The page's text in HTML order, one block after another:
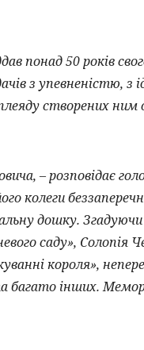
понад 50 років
з упевненістю, з
створених ним
– розповідає
колеги
дошку.
саду», Солопія
короля»,
інших.